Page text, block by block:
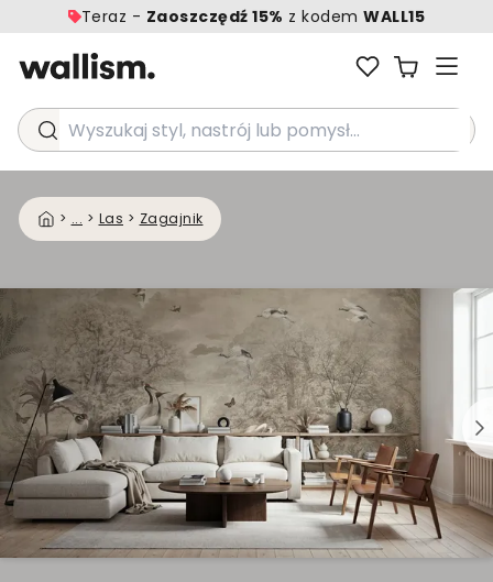
Teraz - Zaoszczędź 15% z kodemWALL15
Wyszukaj styl, nastrój lub pomysł...
> ... > Las > Zagajnik